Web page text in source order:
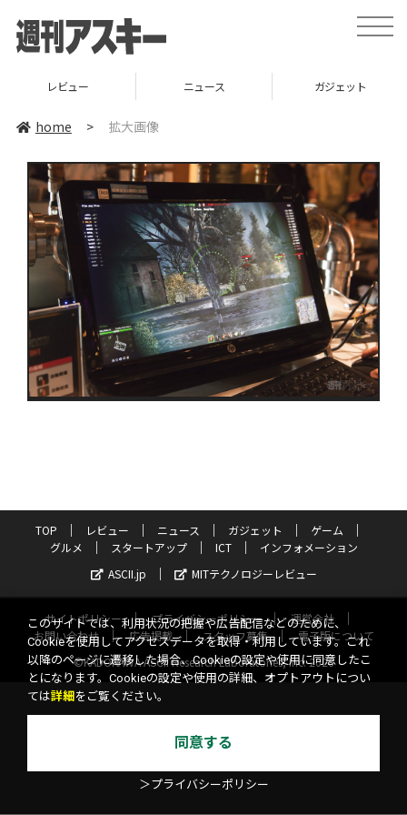
toggle
レビュー ニュース ガジェット
home > 拡大画像
TOP レビュー ニュース ガジェット
ゲーム
グルメ
スタートアップ ICT
インフォメーション
ASCII.jp
MITテクノロジーレビュー
サイトポリシー プライバシーポリシー
運営会社
お問い合わせ
広告掲載 スタッフ募集
電子版について
©KADOKAWA ASCII Research Laboratories, Inc. 2026
このサイトでは、利用状況の把握や広告配信などのために、
Cookieを使用してアクセスデータを取得・利用しています。これ
以降のページに遷移した場合、Cookieの設定や使用に同意したこ
とになります。Cookieの設定や使用の詳細、オプトアウトについ
ては詳細 をご覧ください。
同意する
＞プライバシーポリシー